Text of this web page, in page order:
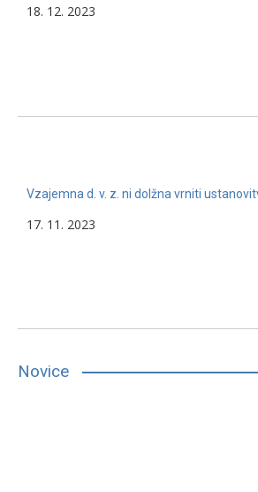
18. 12. 2023
Vzajemna d. v. z. ni dolžna vrniti
17. 11. 2023
Novice